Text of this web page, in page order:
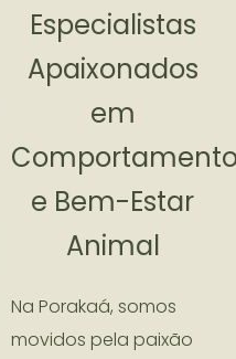
Especialistas
Apaixonados
em
e Bem-Estar
Animal
Na Porakaá, somos
movidos pela paixão